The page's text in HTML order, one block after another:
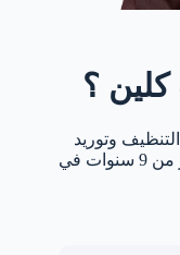
كلين ؟
وتوريد
الخادمات في مصر منذ عام 2018 بخبرة أكثر من 9 سنوات في